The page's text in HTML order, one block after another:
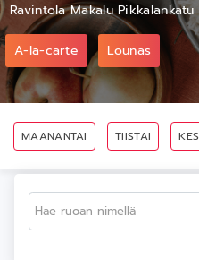
Ravintola Makalu
A-la-carte Lounas
MAANANTAI TIISTAI